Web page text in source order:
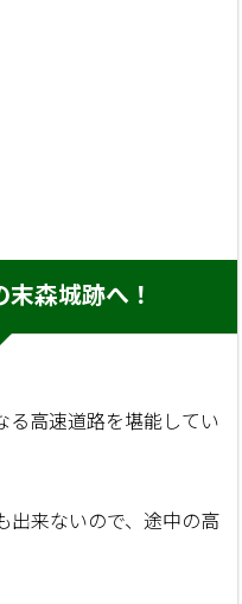
森城跡へ！
る高速道路を堪能してい
出来ないので、途中の高